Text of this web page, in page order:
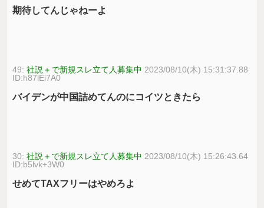
期待してんじゃねーよ
49:社説＋で新規スレ立て人募集中 2023/08/10(木) 15:31:37.88
ID:h87lEi7A0
バイデンが中国詰めてんのにコイツときたら
30:社説＋で新規スレ立て人募集中 2023/08/10(木) 15:26:43.64
ID:b5lvk+3W0
せめてTAXフリーはやめろよ